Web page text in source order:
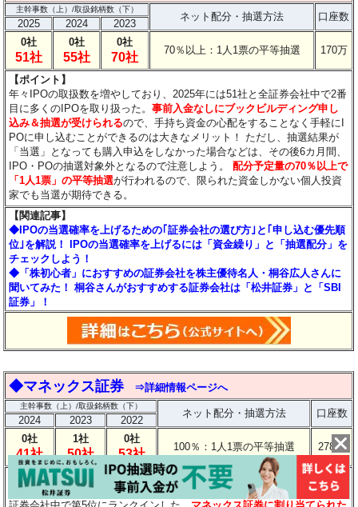
主幹事数（上）/取扱銘柄数（下）
ネット配分・抽選方法 口座数
2025 2024
2023
0社
51社
0社
55社
0社
70社
70％以上：1人1票の平等抽選 170万
【ポイント】
年々IPOの取扱数を増やしており、2025年には51社と全証券会社中で2番
目に多くのIPOを取り扱った。事前入金なしにブックビルディング申し
込み＆抽選が受けられるので、手持ち資金の心配をすることなく手軽にI
POに申し込むことができるのは大きなメリット！
ただし、抽選結果が
「当選」となっても購入申込をしなかった場合などは、その後6カ月間、
IPO・POの抽選対象外となるので注意しよう。配分予定量の70％以上で
「1人1票」の平等抽選が行われるので、限られた資金しかない個人投資
家でも当選が期待できる。
【関連記事】
◆IPOの当選確率を上げるための｢証券会社の選び方｣と｢申し込む優先順
位｣を解説！ IPOの当選確率を上げるには「資金繰り」と「抽選配分」を
チェックしよう！
◆「株初心者」におすすめの証券会社を株主優待名人・桐谷広人さんに
聞いてみた！ 桐谷さんがおすすめする証券会社は「松井証券」と「SBI
証券」！
◆マネックス証券 ⇒詳細情報ページへ
主幹事数（上）/取扱銘柄数（下）
ネット配分・抽選方法 口座数
2024 2023
2022
0社
41社
1社
50社
0社
53社
100％：1人1票の平等抽選 278万
【ポイント】
毎年多くのIPO銘柄を取り扱っており、2025年の取扱銘柄数は41社と全